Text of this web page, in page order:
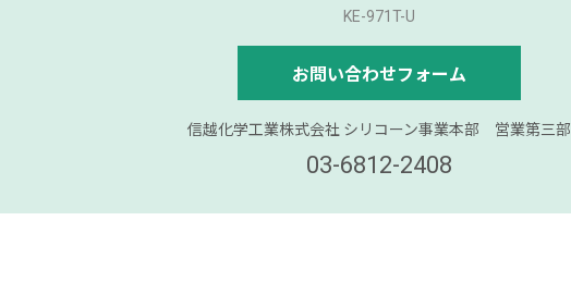
KE-971T-U
お問い合わせフォーム
信越化学工業株式会社 シリコーン事業本部 営業第三部
03-6812-2408